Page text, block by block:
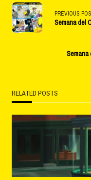
<span
class="nav-
reader-
text">Page</
PREVIOUS
Semana del
Semana
RELATED POSTS